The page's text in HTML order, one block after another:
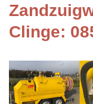
Clinge: